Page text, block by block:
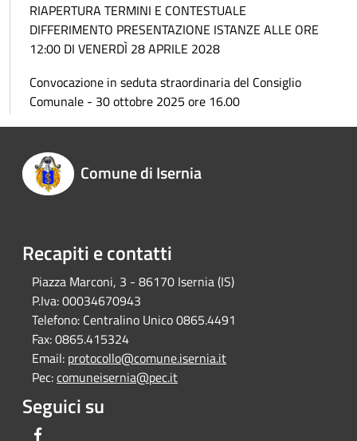
RIAPERTURA TERMINI E CONTESTUALE
DIFFERIMENTO PRESENTAZIONE ISTANZE ALLE ORE
12:00 DI VENERDÌ 28 APRILE 2028
Convocazione in seduta straordinaria del Consiglio
Comunale - 30 ottobre 2025 ore 16.00
Comune di Isernia
Recapiti e contatti
Piazza Marconi, 3 - 86170 Isernia (IS)
P.Iva:00034670943
Telefono: Centralino Unico 0865.4491
Fax:0865.415324
Email: protocollo@comune.isernia.it
Pec:comuneisernia@pec.it
Seguici su